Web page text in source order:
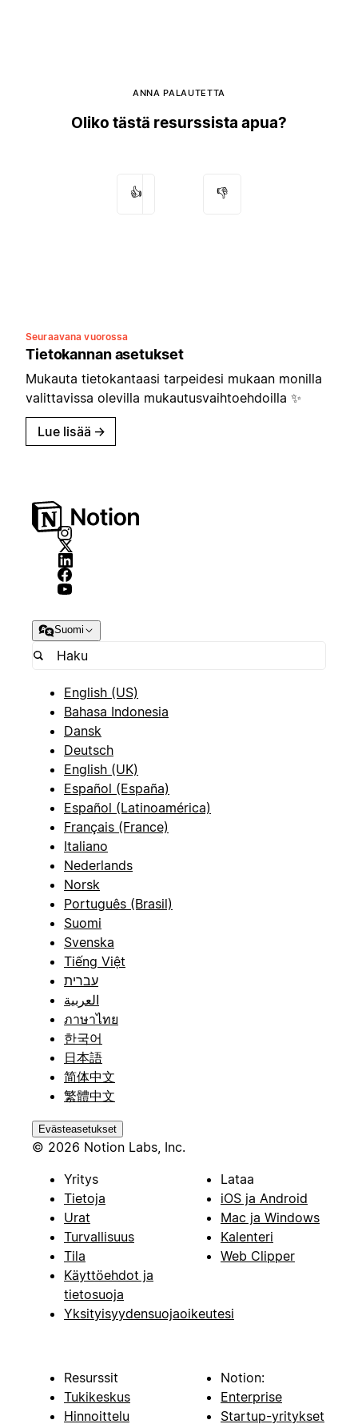
ANNA PALAUTETTA
Oliko tästä resurssista apua?
👍 👎
Seuraavana vuorossa
Tietokannan asetukset
Mukauta tietokantaasi tarpeidesi mukaan monilla
valittavissa olevilla mukautusvaihtoehdoilla ✨
Lue lisää →
Suomi
English (US)
Bahasa Indonesia
Dansk
Deutsch
English (UK)
Español (España)
Español (Latinoamérica)
Français (France)
Italiano
Nederlands
Norsk
Português (Brasil)
Suomi
Svenska
Tiếng Việt
עברית
العربية
ภาษาไทย
한국어
日本語
简体中文
繁體中文
Evästeasetukset
© 2026 Notion Labs, Inc.
Yritys
Tietoja
Urat
Turvallisuus
Tila
Käyttöehdot ja
tietosuoja
Yksityisyydensuojaoikeutesi
Lataa
iOS ja Android
Mac ja Windows
Kalenteri
Web Clipper
Resurssit
Tukikeskus
Hinnoittelu
Notion:
Enterprise
Startup-yritykset